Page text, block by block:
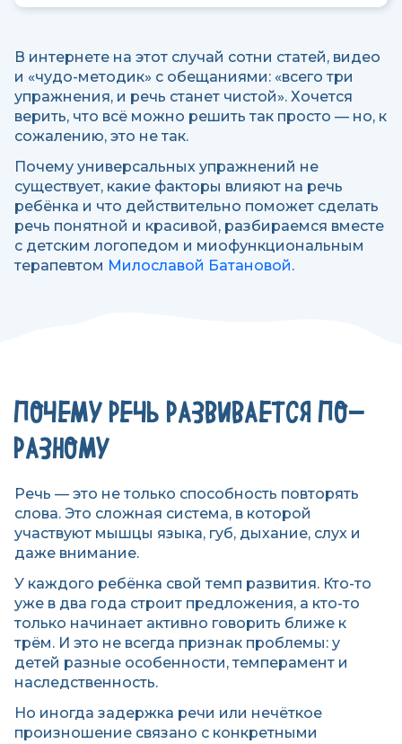
В интернете на этот случай сотни статей, видео
и «чудо-методик» с обещаниями: «всего три
упражнения, и речь станет чистой». Хочется
верить, что всё можно решить так просто — но, к
сожалению, это не так.
Почему универсальных упражнений не
существует, какие факторы влияют на речь
ребёнка и что действительно поможет сделать
речь понятной и красивой, разбираемся вместе
с детским логопедом и миофункциональным
терапевтом Милославой Батановой.
ПОЧЕМУ РЕЧЬ РАЗВИВАЕТСЯ ПО-
РАЗНОМУ
Речь — это не только способность повторять
слова. Это сложная система, в которой
участвуют мышцы языка, губ, дыхание, слух и
даже внимание.
У каждого ребёнка свой темп развития. Кто-то
уже в два года строит предложения, а кто-то
только начинает активно говорить ближе к
трём. И это не всегда признак проблемы: у
детей разные особенности, темперамент и
наследственность.
Но иногда задержка речи или нечёткое
произношение связано с конкретными